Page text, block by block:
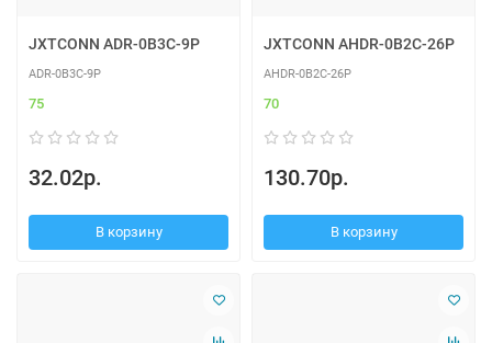
JXTCONN ADR-0B3C-9P
ADR-0B3C-9P
75
32.02р.
В корзину
JXTCONN AHDR-0B2C-26P
AHDR-0B2C-26P
70
130.70р.
В корзину